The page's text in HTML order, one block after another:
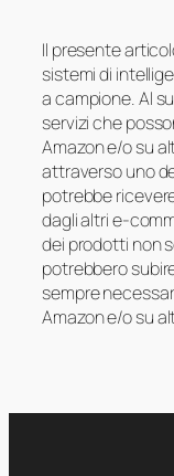
Il presente
sistemi di
a campione. Al
servizi che
Amazon e/o su
attraverso uno
potrebbe
dagli altri e-
dei prodotti non
potrebbero
sempre
Amazon e/o su